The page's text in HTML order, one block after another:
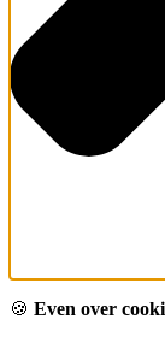
🍪 Even over